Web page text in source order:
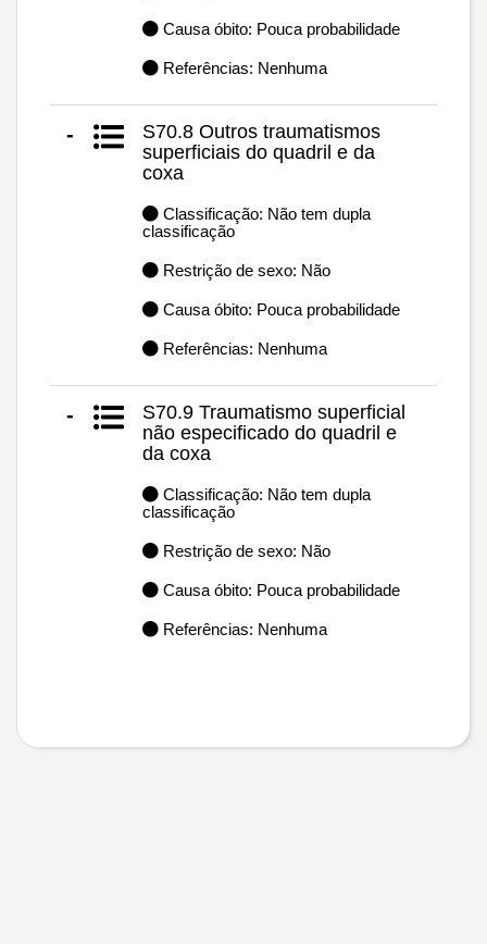
Causa óbito: Pouca probabilidade
Referências: Nenhuma
-
S70.8 Outros traumatismos
superficiais do quadril e da
coxa
Classificação: Não tem dupla
classificação
Restrição de sexo: Não
Causa óbito: Pouca probabilidade
Referências: Nenhuma
-
S70.9 Traumatismo superficial
não especificado do quadril e
da coxa
Classificação: Não tem dupla
classificação
Restrição de sexo: Não
Causa óbito: Pouca probabilidade
Referências: Nenhuma